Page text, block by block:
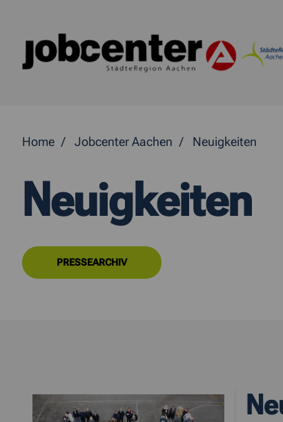
Home Jobcenter Aachen Neuigkeiten
Neuigkeiten
PRESSEARCHIV